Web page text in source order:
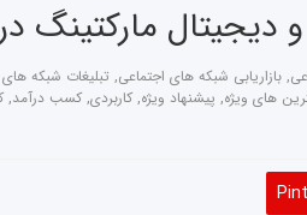
و دیجیتال
, بازاریابی شبکه های اجتماعی, تبلیغات شبکه
های ویژه, پیشنهاد ویژه, کاربردی, کسب درآمد,